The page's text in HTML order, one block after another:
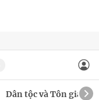
Dân tộc và Tôn giáo